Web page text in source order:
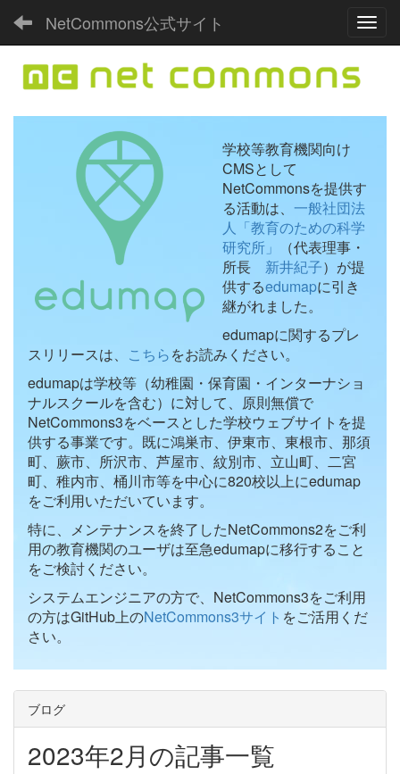
NetCommons公式サイト
学校等教育機関向け
CMSとして
NetCommonsを提供す
る活動は、 一般社団法
人「教育のための科学
研究所」
（代表理事・
所長 新井紀子）が提
供するedumapに引き
継がれました。
edumapに関するプレ
スリリースは、 こちらをお読みください。
edumapは学校等（幼稚園・保育園・インターナショ
ナルスクールを含む）に対して、原則無償で
NetCommons3をベースとした学校ウェブサイトを提
供する事業です。既に鴻巣市、伊東市、東根市、那須
町、蕨市、所沢市、芦屋市、紋別市、立山町、二宮
町、稚内市、桶川市等を中心に820校以上にedumap
をご利用いただいています。
特に、メンテナンスを終了したNetCommons2をご利
用の教育機関のユーザは至急edumapに移行すること
をご検討ください。
システムエンジニアの方で、NetCommons3をご利用
の方はGitHub上のNetCommons3サイト をご活用くだ
さい。
ブログ
2023年2月の記事一覧